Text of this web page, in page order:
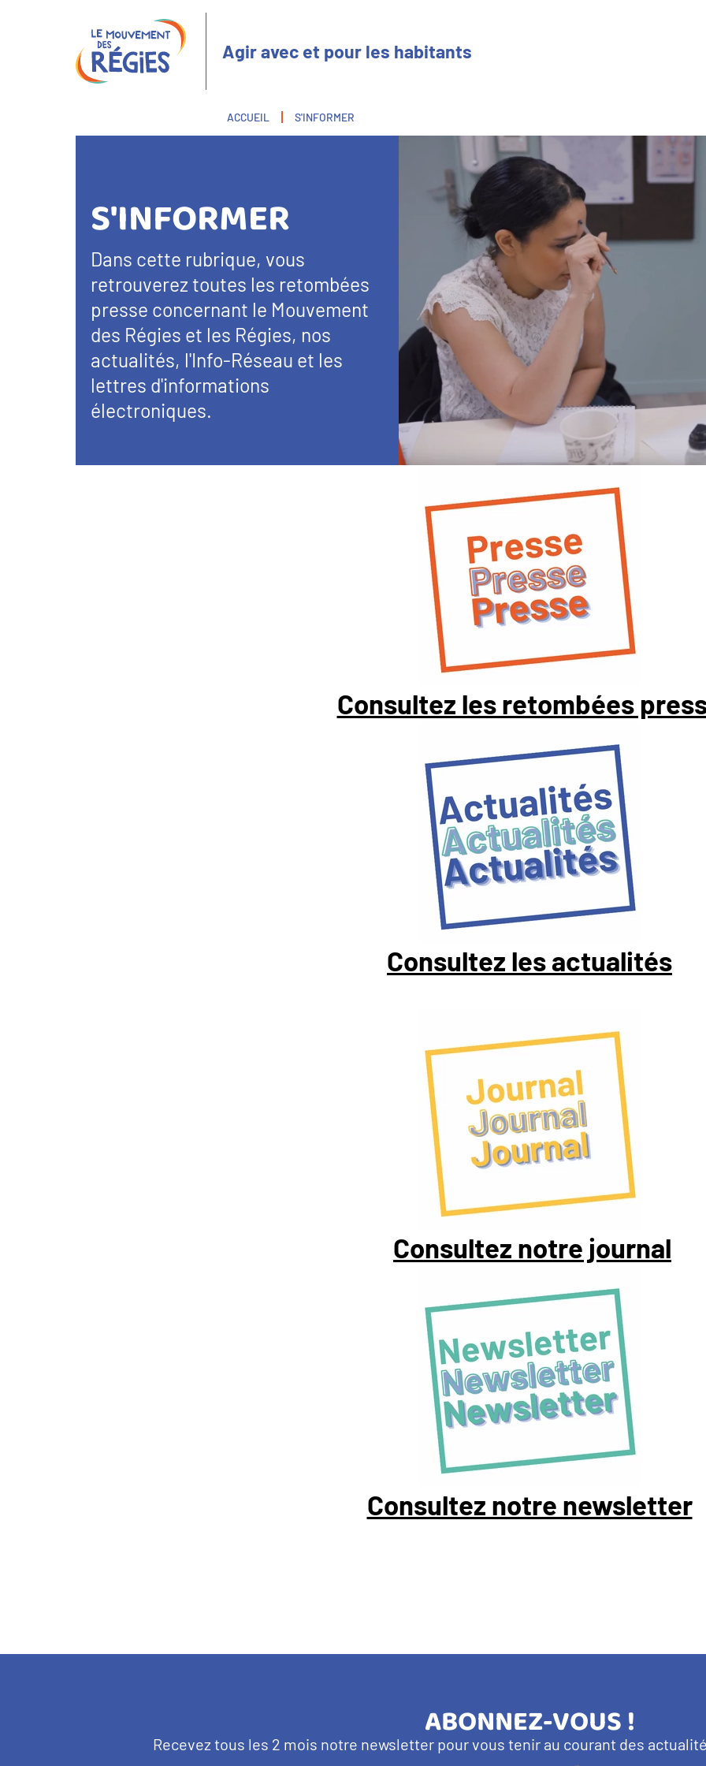
Agir avec et pour les habitants
Fil
d'Ariane
ACCUEIL S'INFORMER
S'INFORMER
Dans cette rubrique, vous
retrouverez toutes les retombées
presse concernant le Mouvement
des Régies et les Régies, nos
actualités, l'Info-Réseau et les
lettres d'informations
électroniques.
Consultez les retombées
Consultez les actualités
Consultez notre journal
Consultez notre newsletter
TITRE
BANDEAU
ABONNEZ-VOUS !
Texte
Recevez tous les 2 mois notre newsletter pour vous tenir au courant des